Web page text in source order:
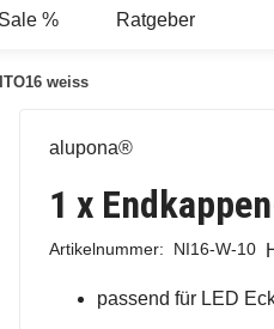
% Ratgeber
weiss
alupona®
1 x
Artikelnummer: NI16-W-10
passend für LED